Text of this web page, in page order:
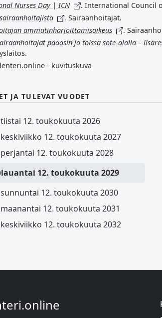
Nurses Day | ICN
. International Council
. Sairaanhoitajat.
ammatinharjoittamisoikeus
.
pääosin jo töissä sote-alalla –
- kuvituskuva
JA TULEVAT VUODET
tiistai 12. toukokuuta 2026
keskiviikko 12. toukokuuta 2027
perjantai 12. toukokuuta 2028
lauantai 12. toukokuuta 2029
sunnuntai 12. toukokuuta 2030
maanantai 12. toukokuuta 2031
keskiviikko 12. toukokuuta 2032